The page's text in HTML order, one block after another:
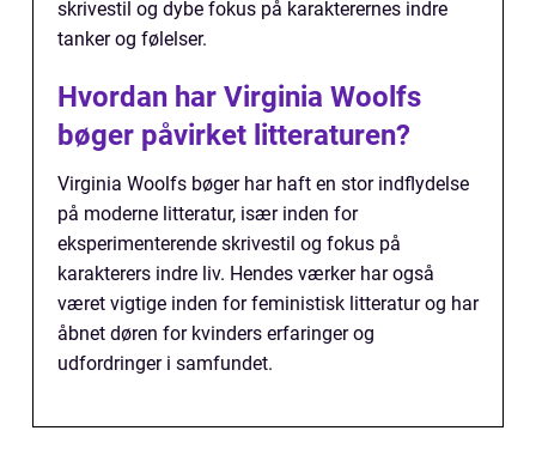
skrivestil og dybe fokus på karakterernes indre
tanker og følelser.
Hvordan har Virginia Woolfs
bøger påvirket litteraturen?
Virginia Woolfs bøger har haft en stor indflydelse
på moderne litteratur, især inden for
eksperimenterende skrivestil og fokus på
karakterers indre liv. Hendes værker har også
været vigtige inden for feministisk litteratur og har
åbnet døren for kvinders erfaringer og
udfordringer i samfundet.